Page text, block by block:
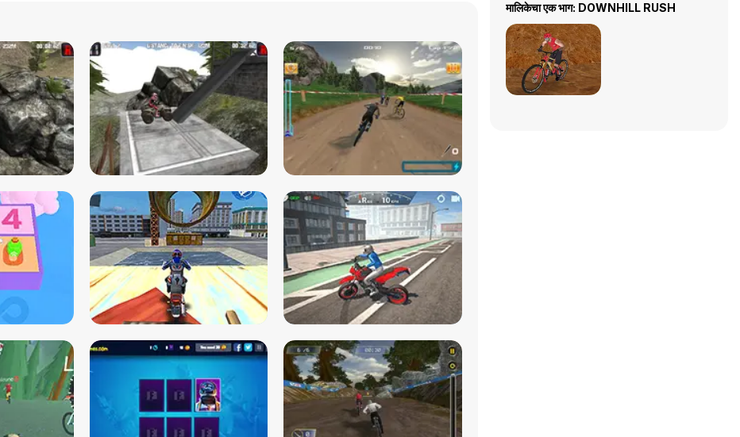
मालिकेचा एक भाग: DOWNHILL RUSH